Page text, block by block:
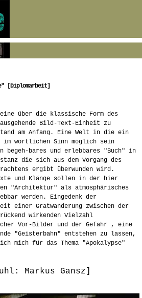
[Diplomarbeit]
über die klassische Form des
Bild-Text-Einheit zu
am Anfang. Eine Welt in die ein
im wörtlichen Sinn möglich sein
bares und erlebbares "Buch" in
die sich aus dem Vorgang des
ergibt überwunden wird.
und Klänge sollen in der hier
"Architektur" als atmosphärisches
werden. Eingedenk der
einer Gratwanderung zwischen der
wirkenden Vielzahl
Vor-Bilder und der Gefahr , eine
"Geisterbahn" entstehen zu lassen,
mich für das Thema "Apokalypse"
Markus Gansz]